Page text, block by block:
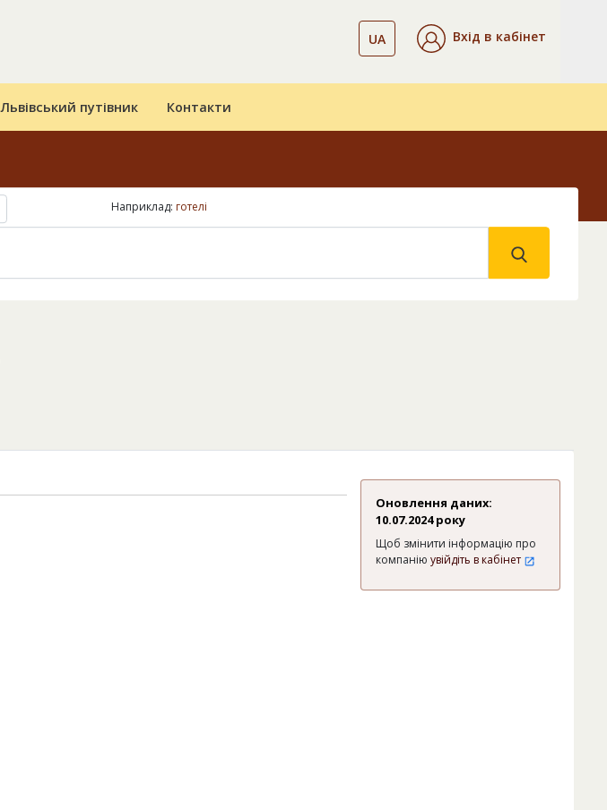
UA Вхід в кабінет
Львівський путівник Контакти
Наприклад: готелі
Оновлення даних:
10.07.2024 року
Щоб змінити інформацію про
компанію увійдіть в кабінет